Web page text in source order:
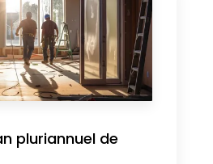
pluriannuel de